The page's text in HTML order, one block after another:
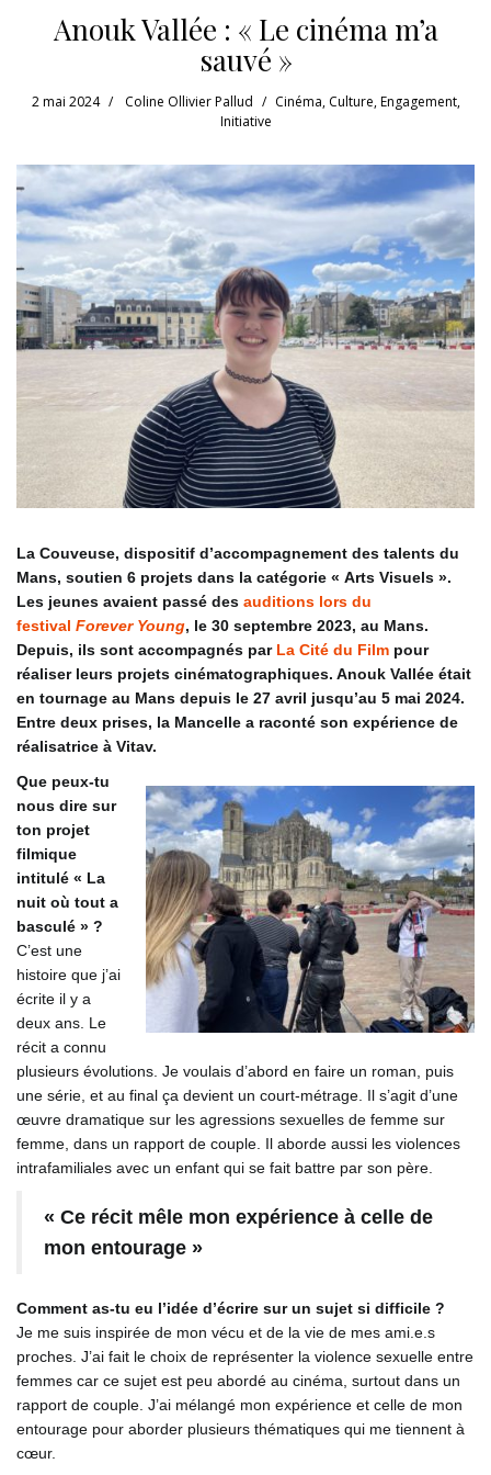
Anouk Vallée : « Le cinéma m’a
sauvé »
2 mai 2024 Coline Ollivier Pallud Cinéma, Culture,Engagement,
Initiative
La Couveuse, dispositif d’accompagnement des talents du
Mans, soutien 6 projets dans la catégorie « Arts Visuels ».
Les jeunes avaient passé des auditions lors du
festival Forever Young, le 30 septembre 2023, au Mans.
Depuis, ils sont accompagnés par La Cité du Film pour
réaliser leurs projets cinématographiques. Anouk Vallée était
en tournage au Mans depuis le 27 avril jusqu’au 5 mai 2024.
Entre deux prises, la Mancelle a raconté son expérience de
réalisatrice à Vitav.
Que peux-tu
nous dire sur
ton projet
filmique
intitulé « La
nuit où tout a
basculé » ?
C’est une
histoire que j’ai
écrite il y a
deux ans. Le
récit a connu
plusieurs évolutions. Je voulais d’abord en faire un roman, puis
une série, et au final ça devient un court-métrage. Il s’agit d’une
œuvre dramatique sur les agressions sexuelles de femme sur
femme, dans un rapport de couple. Il aborde aussi les violences
intrafamiliales avec un enfant qui se fait battre par son père.
« Ce récit mêle mon expérience à celle de
mon entourage »
Comment as-tu eu l’idée d’écrire sur un sujet si difficile ?
Je me suis inspirée de mon vécu et de la vie de mes ami.e.s
proches. J’ai fait le choix de représenter la violence sexuelle entre
femmes car ce sujet est peu abordé au cinéma, surtout dans un
rapport de couple. J’ai mélangé mon expérience et celle de mon
entourage pour aborder plusieurs thématiques qui me tiennent à
cœur.